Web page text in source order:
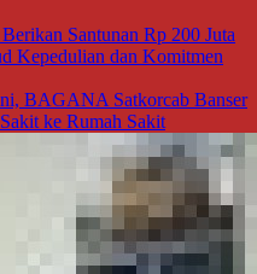
Santunan Rp 200 Juta
Kepedulian dan Komitmen
BAGANA Satkorcab Banser
ke Rumah Sakit